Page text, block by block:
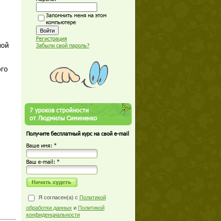
Запомнить меня на этом
компьютере
Регистрация
Забыли свой пароль?
7 уроков стройности
от Людмилы Симиненко
Получите бесплатный курс на свой e-mail
Ваше имя: *
Ваш е-mail: *
Я согласен(а) с Политикой
обработки данных и Политикой
конфиденциальности